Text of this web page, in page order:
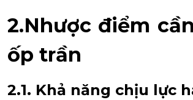
2.Nhược điểm
ốp trần
2.1. Khả năng chịu lực